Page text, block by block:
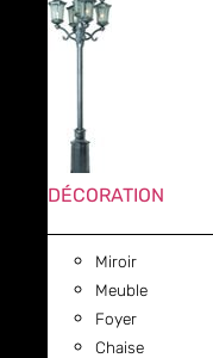
DÉCORATION
Miroir
Meuble
Foyer
Chaise